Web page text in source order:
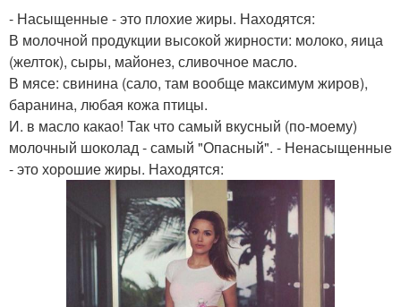
- Насыщенные - это плохие жиры. Находятся:
В молочной продукции высокой жирности: молоко, яица
(желток), сыры, майонез, сливочное масло.
В мясе: свинина (сало, там вообще максимум жиров),
баранина, любая кожа птицы.
И. в масло какао! Так что самый вкусный (по-моему)
молочный шоколад - самый "Опасный". - Ненасыщенные
- это хорошие жиры. Находятся: